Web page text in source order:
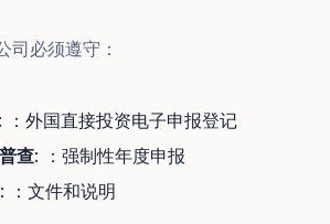
司必须遵守：
: ：外国直接投资电子申报登记
查: ：强制性年度申报
: ：文件和说明